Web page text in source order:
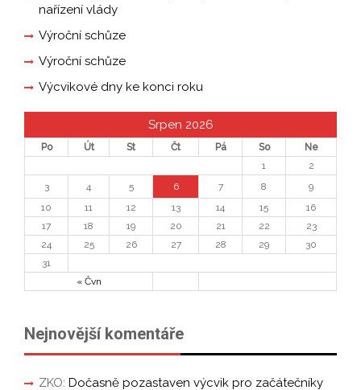
nařízení vlády
Výroční schůze
Výroční schůze
Výcvikové dny ke konci roku
Srpen 2026
Po Út St Čt Pá So Ne
« Čvn
1
2
3
4 5 6 7 8
9
10
11 12 13 14 15
16
17
18 19 20 21 22
23
24
25 26 27 28 29
30
31
Nejnovější komentáře
ZKO: Dočasně pozastaven výcvik pro začátečníky